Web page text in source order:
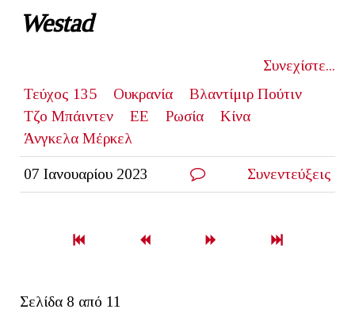
Westad
Συνεχίστε...
Τεύχος 135
Ουκρανία
Βλαντίμιρ Πούτιν
Τζο Μπάιντεν
ΕΕ Ρωσία
Κίνα
Άνγκελα Μέρκελ
07 Ιανουαρίου 2023 Συνεντεύξεις
Σελίδα 8 από 11